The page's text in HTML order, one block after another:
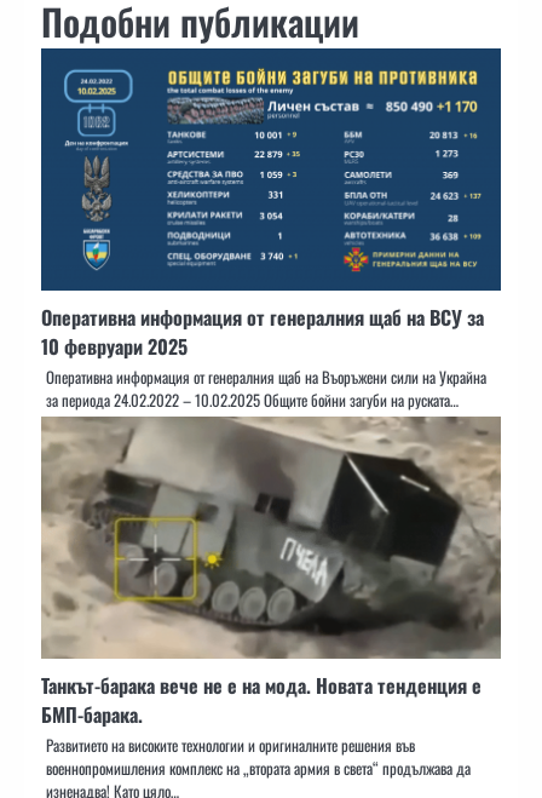
Подобни публикации
Оперативна информация от генералния щаб на ВСУ за
10 февруари 2025
Оперативна информация от генералния щаб на Въоръжени сили на Украйна
за периода 24.02.2022 – 10.02.2025 Общите бойни загуби на руската…
Танкът-барака вече не е на мода. Новата тенденция е
БМП-барака.
Развитието на високите технологии и оригиналните решения във
военнопромишления комплекс на „втората армия в света“ продължава да
изненадва! Като цяло…